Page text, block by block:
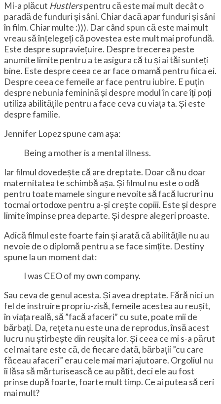
Mi-a plăcut Hustlerspentru că este mai mult decât o
paradă de funduri și sâni. Chiar dacă apar funduri și sâni
în film. Chiar multe :))). Dar când spun că este mai mult
vreau să înțelegeți că povestea este mult mai profundă.
Este despre supraviețuire. Despre trecerea peste
anumite limite pentru a te asigura că tu și ai tăi sunteți
bine. Este despre ceea ce ar face o mamă pentru fiica ei.
Despre ceea ce femeile ar face pentru iubire. E puțin
despre nebunia feminină și despre modul în care îți poți
utiliza abilitățile pentru a face ceva cu viața ta. Și este
despre familie.
Jennifer Lopez spune cam așa:
Being a mother is a mental illness.
Iar filmul dovedește că are dreptate. Doar că nu doar
maternitatea te schimbă așa. Și filmul nu este o odă
pentru toate mamele singure nevoite să facă lucruri nu
tocmai ortodoxe pentru a-și crește copiii. Este și despre
limite împinse prea departe. Și despre alegeri proaste.
Adică filmul este foarte fain și arată că abilitățile nu au
nevoie de o diplomă pentru a se face simțite. Destiny
spune la un moment dat:
I was CEO of my own company.
Sau ceva de genul acesta. Și avea dreptate. Fără nici un
fel de instruire propriu-zisă, femeile acestea au reușit,
în viața reală, să ”facă afaceri” cu sute, poate mii de
bărbați. Da, rețeta nu este una de reprodus, însă acest
lucru nu știrbește din reușita lor. Și ceea ce mi s-a părut
cel mai tare este că, de fiecare dată, bărbații ”cu care
făceau afaceri” erau cele mai mari ajutoare. Orgoliul nu
îi lăsa să mărturisească ce au pățit, deci ele au fost
prinse după foarte, foarte mult timp. Ce ai putea să ceri
mai mult?